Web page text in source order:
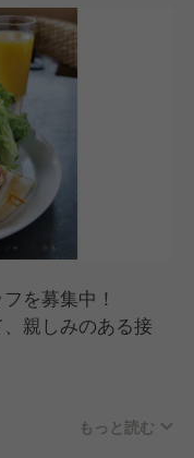
じめ、さまざまな
の計画もありま
とへの挑戦意欲が
舗の立ち上げにも
活かせる、平等に
ださい。
を募集中！
親しみのある接
もっと読む